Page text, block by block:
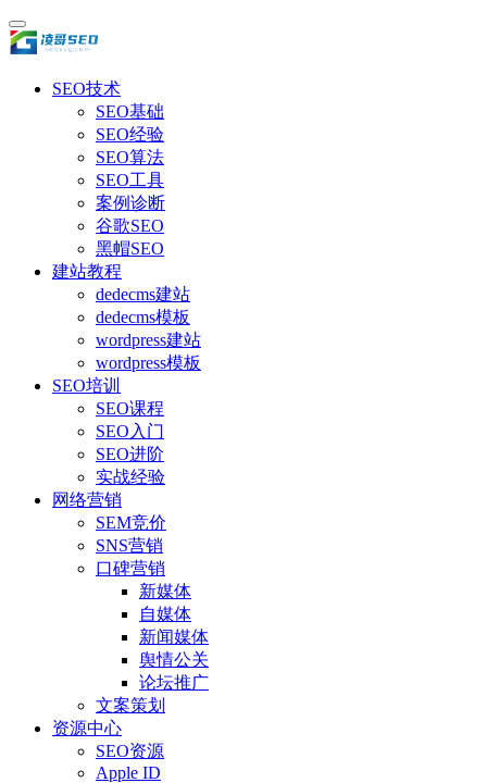
SEO技术
SEO基础
SEO经验
SEO算法
SEO工具
案例诊断
谷歌SEO
黑帽SEO
建站教程
dedecms建站
dedecms模板
wordpress建站
wordpress模板
SEO培训
SEO课程
SEO入门
SEO进阶
实战经验
网络营销
SEM竞价
SNS营销
口碑营销
新媒体
自媒体
新闻媒体
舆情公关
论坛推广
文案策划
资源中心
SEO资源
Apple ID